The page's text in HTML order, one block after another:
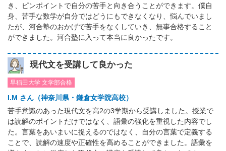
き、ピンポイントで自分の苦手と向き合うことができます。僕自
身、苦手な数学が自分ではどうにもできなくなり、悩んでいまし
たが、河合塾のおかげで苦手をなくしていき、無事合格すること
ができました。河合塾に入って本当に良かったです。
現代文を受講して良かった
早稲田大学 文学部合格
I.M さん（神奈川県・鎌倉女学院高校）
苦手意識のあった現代文を高2の3学期から受講しました。授業で
は読解のポイントだけではなく、語彙の強化を重視した内容でし
た。言葉をあいまいに捉えるのではなく、自分の言葉で定義する
ことで、読解の速度や正確性を高めることができました。語彙を